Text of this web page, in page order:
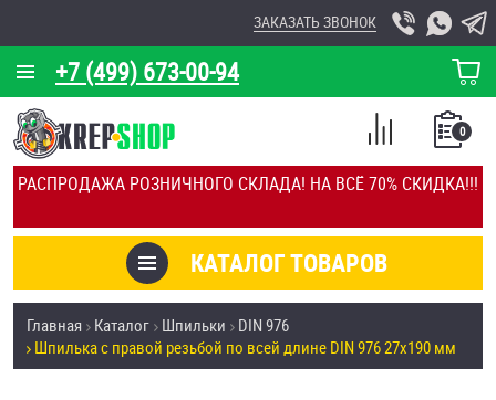
РАСПРОДАЖА РОЗНИЧНОГО СКЛАДА! НА ВСЁ 70% СКИДКА!!!
+7 (499) 673-00-94
ЗАКАЗАТЬ ЗВОНОК
КОРЗИНА
О КОМПАНИИ
КАЛЬКУЛЯТОР
ОТЗЫВЫ
УСЛУГИ
СКИДКИ
КАТАЛОГ ТОВАРОВ
0
СПИСОК
СРАВНЕНИЕ
Товары со скидкой
Анкеры
Главная Каталог Шпильки
DIN 976
Шпилька с правой резьбой по всей длине DIN 976 27х190 мм